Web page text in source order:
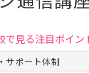
セラ
資格取得
セ
で見る注目ポイン
サポート体制